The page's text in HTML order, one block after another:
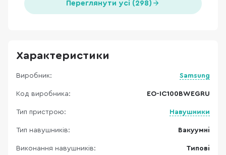
Переглянути усі (298)
Характеристики
Виробник: Samsung
Код виробника: EO-IC100BWEGRU
Тип пристрою: Навушники
Тип навушників: Вакуумні
Виконання навушників: Типові